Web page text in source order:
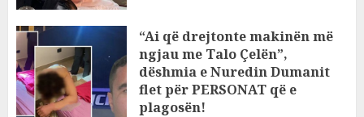
“Ai që drejtonte makinën më
ngjau me Talo Çelën”,
dëshmia e Nuredin Dumanit
flet për PERSONAT që e
plagosën!